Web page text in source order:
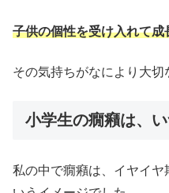
子供の個性を受け入れて成
その気持ちがなにより大切
小学生の癇癪は、
私の中で癇癪は、イヤイヤ